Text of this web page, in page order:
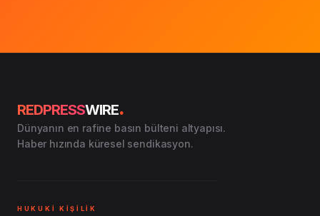
REDPRESSWIRE.
Dünyanın en rafine basın bülteni altyapısı.
Haber hızında küresel sendikasyon.
HUKUKİ KİŞİLİK